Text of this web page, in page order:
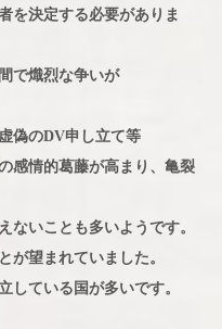
を決定する必要がありま
で熾烈な争いが
偽のDV申し立て等
感情的葛藤が高まり、亀裂
ないことも多いようです。
が望まれていました。
している国が多いです。